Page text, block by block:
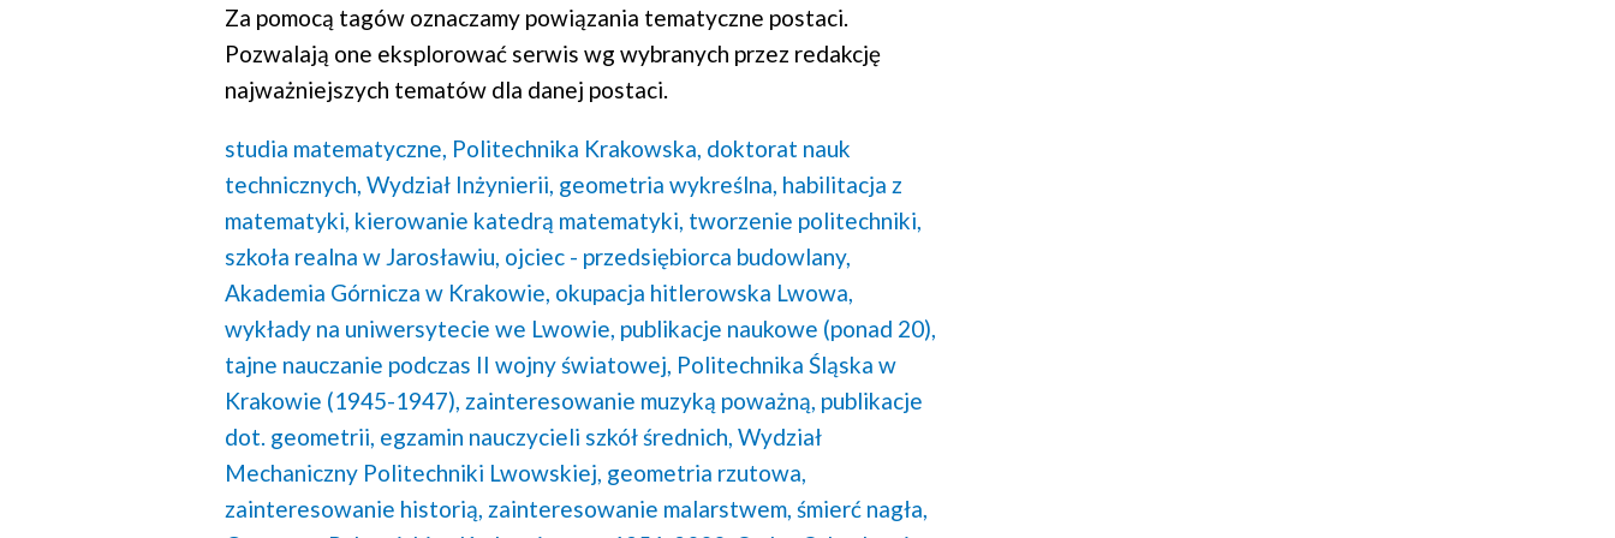
Za pomocą tagów oznaczamy powiązania tematyczne postaci.
Pozwalają one eksplorować serwis wg wybranych przez redakcję
najważniejszych tematów dla danej postaci.
studia matematyczne, Politechnika Krakowska, doktorat nauk
technicznych, Wydział Inżynierii, geometria wykreślna, habilitacja z
matematyki, kierowanie katedrą matematyki, tworzenie politechniki,
szkoła realna w Jarosławiu, ojciec - przedsiębiorca budowlany,
Akademia Górnicza w Krakowie, okupacja hitlerowska Lwowa,
wykłady na uniwersytecie we Lwowie, publikacje naukowe (ponad 20),
tajne nauczanie podczas II wojny światowej, Politechnika Śląska w
Krakowie (1945-1947), zainteresowanie muzyką poważną, publikacje
dot. geometrii, egzamin nauczycieli szkół średnich, Wydział
Mechaniczny Politechniki Lwowskiej, geometria rzutowa,
zainteresowanie historią, zainteresowanie malarstwem, śmierć nagła,